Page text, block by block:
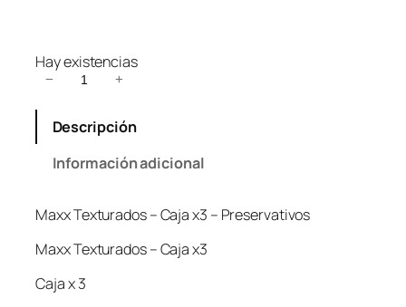
Hay existencias
M
x
t
u
r
a
− +
Descripción
Información adicional
Maxx Texturados – Caja x3 – Preservativos
Maxx Texturados – Caja x3
Caja x 3